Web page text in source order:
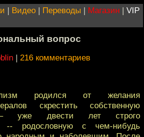
| Видео | Переводы | Магазин | VIP
вопрос
| 216 комментариев
родился от желания
скрестить собственную
– уже двести лет строго
-- родословную с чем-нибудь